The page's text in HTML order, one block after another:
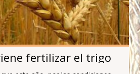
fertilizar el trigo